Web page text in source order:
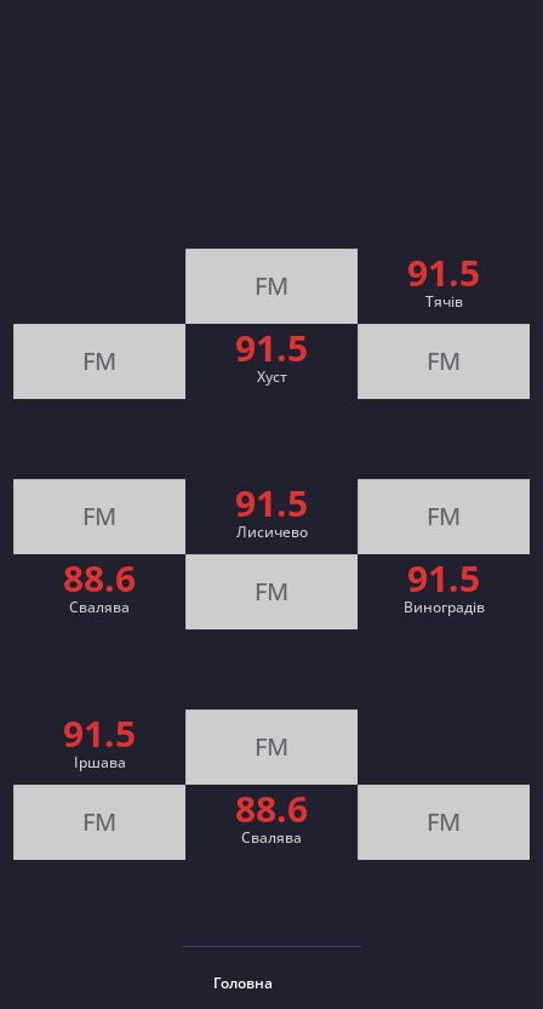
FM 91.5
Тячів
FM 91.5
Хуст FM
FM 91.5
Лисичево FM
88.6
Свалява FM 91.5
Виноградів
91.5
Іршава FM
FM 88.6
Cвалява FM
Головна